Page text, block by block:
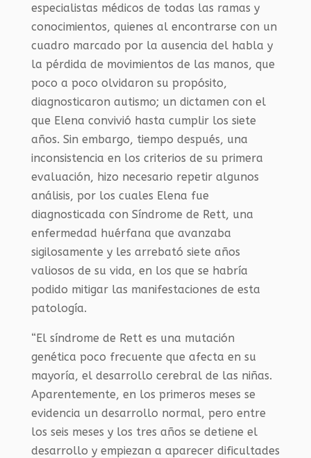
especialistas médicos de todas las ramas y
conocimientos, quienes al encontrarse con un
cuadro marcado por la ausencia del habla y
la pérdida de movimientos de las manos, que
poco a poco olvidaron su propósito,
diagnosticaron autismo; un dictamen con el
que Elena convivió hasta cumplir los siete
años. Sin embargo, tiempo después, una
inconsistencia en los criterios de su primera
evaluación, hizo necesario repetir algunos
análisis, por los cuales Elena fue
diagnosticada con Síndrome de Rett, una
enfermedad huérfana que avanzaba
sigilosamente y les arrebató siete años
valiosos de su vida, en los que se habría
podido mitigar las manifestaciones de esta
patología.
“El síndrome de Rett es una mutación
genética poco frecuente que afecta en su
mayoría, el desarrollo cerebral de las niñas.
Aparentemente, en los primeros meses se
evidencia un desarrollo normal, pero entre
los seis meses y los tres años se detiene el
desarrollo y empiezan a aparecer dificultades